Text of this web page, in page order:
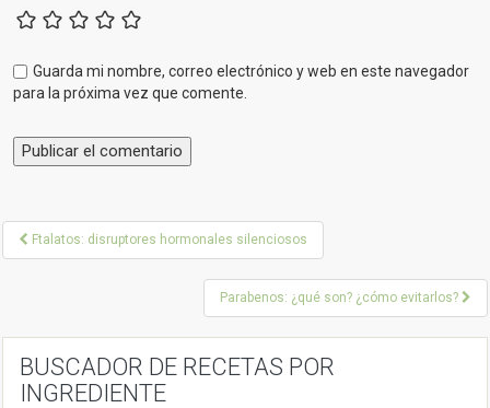
Guarda mi nombre, correo electrónico y web en este navegador
para la próxima vez que comente.
P
t
Ftalatos: disruptores hormonales silenciosos
Parabenos: ¿qué son? ¿cómo evitarlos?
BUSCADOR DE RECETAS POR
INGREDIENTE